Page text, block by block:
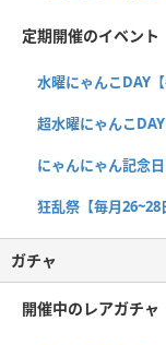
定期開催のイベント
水曜にゃんこDAY【
超水曜にゃんこ
にゃんにゃん記念日
狂乱祭【毎月26~28
ガチャ
開催中のレアガチャ